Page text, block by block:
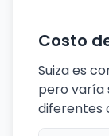
Costo
Suiza es
pero varía
diferentes